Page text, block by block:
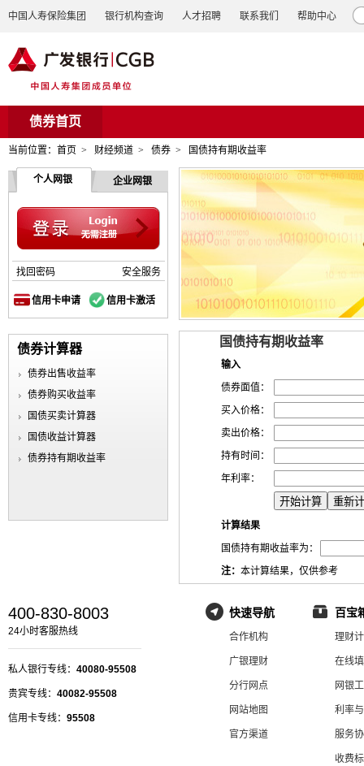
中国人寿保险集团 银行机构查询 人才招聘 联系我们 帮助中心
债券首页
当前位置： 首页 > 财经频道 > 债券 > 国债持有期收益率
个人网银 企业网银
找回密码 安全服务
信用卡申请 信用卡激活
债券计算器
债券出售收益率
债券购买收益率
国债买卖计算器
国债收益计算器
债券持有期收益率
国债持有期收益率
输入
债券面值：
买入价格：
卖出价格：
持有时间：
年利率：
计算结果
国债持有期收益率为：
注： 本计算结果，仅供参考
400-830-8003
24小时客服热线
私人银行专线： 40080-95508
贵宾专线： 40082-95508
信用卡专线： 95508
快速导航
合作机构
广银理财
分行网点
网站地图
官方渠道
百宝
理财
在线
网银
利率
服务
收费